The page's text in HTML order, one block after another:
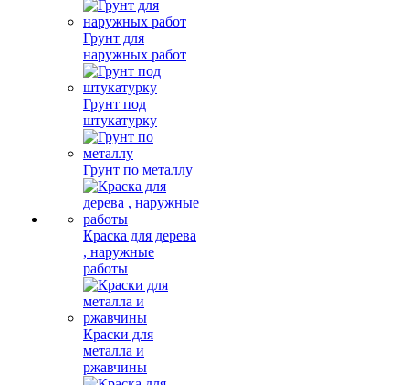
Грунт для
наружных работ
Грунт под
штукатурку
Грунт по металлу
Краска для дерева
, наружные
работы
Краски для
металла и
ржавчины